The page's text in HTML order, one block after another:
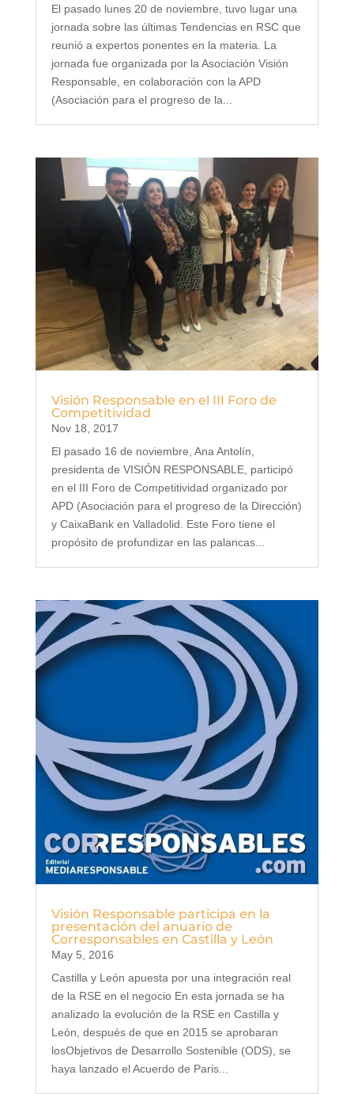
El pasado lunes 20 de noviembre, tuvo lugar una
jornada sobre las últimas Tendencias en RSC que
reunió a expertos ponentes en la materia. La
jornada fue organizada por la Asociación Visión
Responsable, en colaboración con la APD
(Asociación para el progreso de la...
Visión Responsable en el III Foro de
Competitividad
Nov 18, 2017
El pasado 16 de noviembre, Ana Antolín,
presidenta de VISIÓN RESPONSABLE, participó
en el III Foro de Competitividad organizado por
APD (Asociación para el progreso de la Dirección)
y CaixaBank en Valladolid. Este Foro tiene el
propósito de profundizar en las palancas...
Visión Responsable participa en la
presentación del anuario de
Corresponsables en Castilla y León
May 5, 2016
Castilla y León apuesta por una integración real
de la RSE en el negocio En esta jornada se ha
analizado la evolución de la RSE en Castilla y
León, después de que en 2015 se aprobaran
losObjetivos de Desarrollo Sostenible (ODS), se
haya lanzado el Acuerdo de Paris...